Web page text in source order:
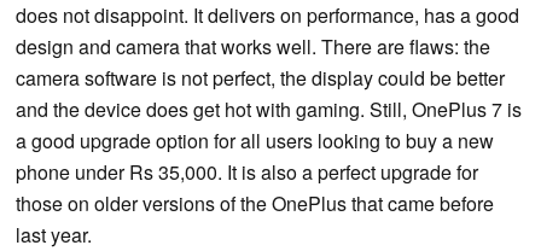
does not disappoint. It delivers on performance, has a good
design and camera that works well. There are flaws: the
camera software is not perfect, the display could be better
and the device does get hot with gaming. Still, OnePlus 7 is
a good upgrade option for all users looking to buy a new
phone under Rs 35,000. It is also a perfect upgrade for
those on older versions of the OnePlus that came before
last year.